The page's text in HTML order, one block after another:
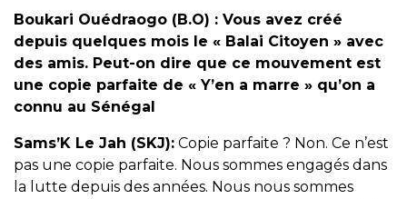
Boukari Ouédraogo (B.O) : Vous avez créé
depuis quelques mois le « Balai Citoyen » avec
des amis. Peut-on dire que ce mouvement est
une copie parfaite de « Y’en a marre » qu’on a
connu au Sénégal
Sams’K Le Jah (SKJ): Copie parfaite ? Non. Ce n’est
pas une copie parfaite. Nous sommes engagés dans
la lutte depuis des années. Nous nous sommes